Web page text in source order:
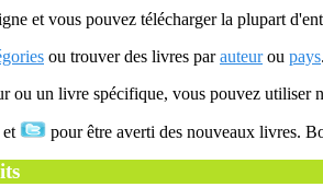
et vous pouvez télécharger la plupart
ou trouver des livres parauteurou pays
ou un livre spécifique, vous pouvez utiliser
et pour être averti des nouveaux livres.